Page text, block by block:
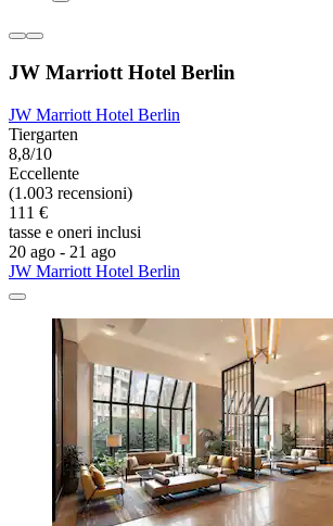
JW Marriott Hotel Berlin
JW Marriott Hotel Berlin
Tiergarten
8,8/10
Eccellente
(1.003 recensioni)
111 €
tasse e oneri inclusi
20 ago - 21 ago
JW Marriott Hotel Berlin